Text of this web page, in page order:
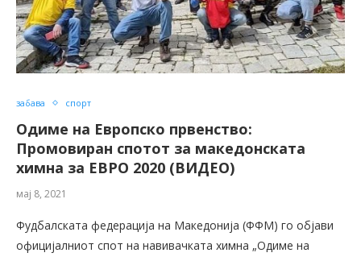
забава спорт
Одиме на Европско првенство:
Промовиран спотот за македонската
химна за ЕВРО 2020 (ВИДЕО)
мај 8, 2021
Фудбалската федерација на Македонија (ФФМ) го објави
официјалниот спот на навивачката химна „Одиме на